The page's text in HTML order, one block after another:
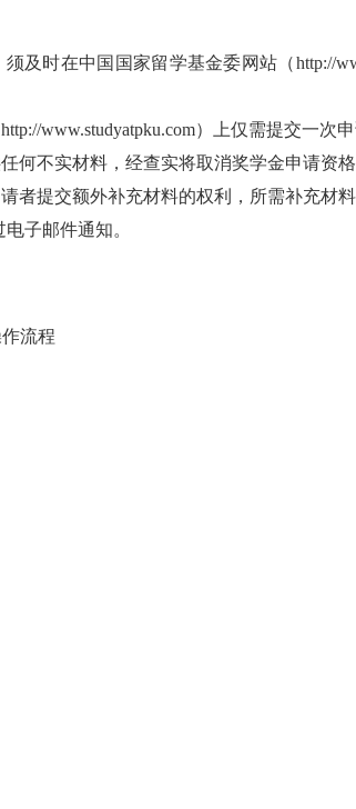
及时在中国国家留学基金委网站 （http://
http://www.studyatpku.com）上仅需提交一次
何不实材料，经查实将取消奖学金申请资
者提交额外补充材料的权利，所需补充材
子邮件通知。
流程